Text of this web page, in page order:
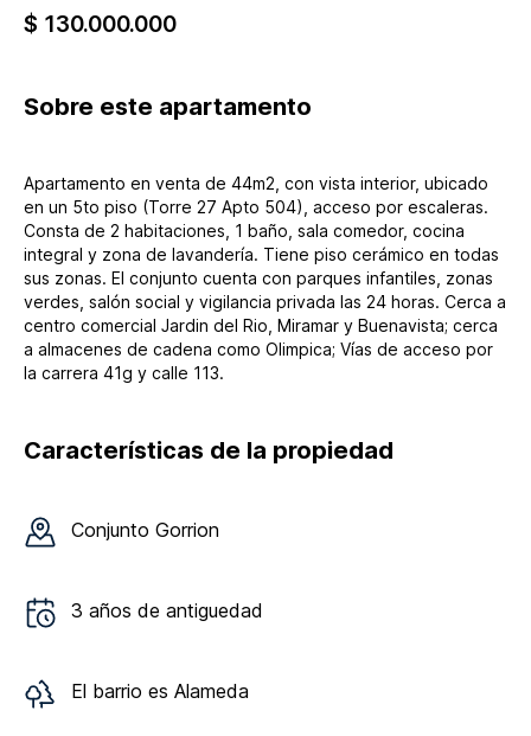
$ 130.000.000
Sobre este apartamento
Apartamento en venta de 44m2, con vista interior, ubicado
en un 5to piso (Torre 27 Apto 504), acceso por escaleras.
Consta de 2 habitaciones, 1 baño, sala comedor, cocina
integral y zona de lavandería. Tiene piso cerámico en todas
sus zonas. El conjunto cuenta con parques infantiles, zonas
verdes, salón social y vigilancia privada las 24 horas. Cerca a
centro comercial Jardin del Rio, Miramar y Buenavista; cerca
a almacenes de cadena como Olimpica; Vías de acceso por
la carrera 41g y calle 113.
Características de la propiedad
Conjunto Gorrion
3 años de antiguedad
El barrio es Alameda